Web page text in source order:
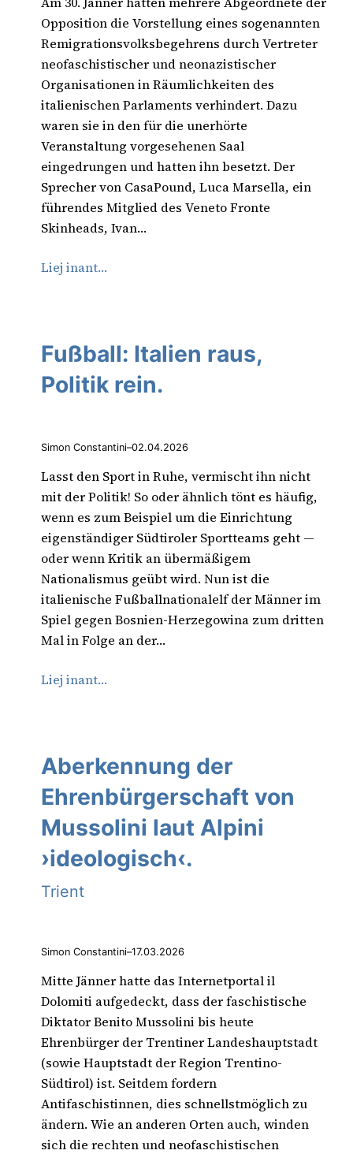
Opposition die Vorstellung eines sogenannten
Remigrationsvolksbegehrens durch Vertreter
neofaschistischer und neonazistischer
Organisationen in Räumlichkeiten des
italienischen Parlaments verhindert. Dazu
waren sie in den für die unerhörte
Veranstaltung vorgesehenen Saal
eingedrungen und hatten ihn besetzt. Der
Sprecher von CasaPound, Luca Marsella, ein
führendes Mitglied des Veneto Fronte
Skinheads, Ivan…
Liej inant…
Fußball: Italien raus,
Politik rein.
Simon Constantini–02.04.2026
Lasst den Sport in Ruhe, vermischt ihn nicht
mit der Politik! So oder ähnlich tönt es häufig,
wenn es zum Beispiel um die Einrichtung
eigenständiger Südtiroler Sportteams geht —
oder wenn Kritik an übermäßigem
Nationalismus geübt wird. Nun ist die
italienische Fußballnationalelf der Männer im
Spiel gegen Bosnien-Herzegowina zum dritten
Mal in Folge an der…
Liej inant…
Aberkennung der
Ehrenbürgerschaft von
Mussolini laut Alpini
›ideologisch‹.
Trient
Simon Constantini–17.03.2026
Mitte Jänner hatte das Internetportal il
Dolomiti aufgedeckt, dass der faschistische
Diktator Benito Mussolini bis heute
Ehrenbürger der Trentiner Landeshauptstadt
(sowie Hauptstadt der Region Trentino-
Südtirol) ist. Seitdem fordern
Antifaschistinnen, dies schnellstmöglich zu
ändern. Wie an anderen Orten auch, winden
sich die rechten und neofaschistischen